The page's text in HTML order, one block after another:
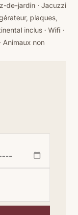
de-jardin · Jacuzzi
plaques,
inclus · Wifi ·
Animaux non